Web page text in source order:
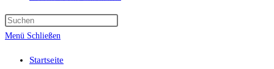
Menü Schließen
Startseite